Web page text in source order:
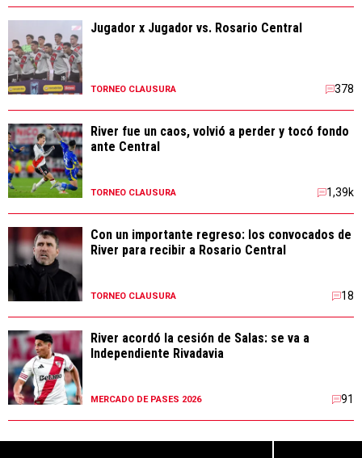
Jugador x Jugador vs. Rosario Central
TORNEO CLAUSURA 378
River fue un caos, volvió a perder y tocó fondo
ante Central
TORNEO CLAUSURA 1,39k
Con un importante regreso: los convocados de
River para recibir a Rosario Central
TORNEO CLAUSURA 18
River acordó la cesión de Salas: se va a
Independiente Rivadavia
MERCADO DE PASES 2026 91